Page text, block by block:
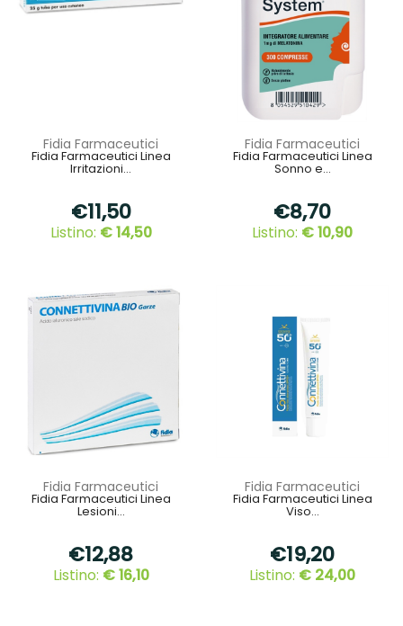
Fidia Farmaceutici
Fidia Farmaceutici Linea
Irritazioni...
€11,50
Listino: € 14,50
Fidia Farmaceutici
Fidia Farmaceutici Linea
Sonno e...
€8,70
Listino: € 10,90
Fidia Farmaceutici
Fidia Farmaceutici Linea
Lesioni...
€12,88
Listino: € 16,10
Fidia Farmaceutici
Fidia Farmaceutici Linea
Viso...
€19,20
Listino: € 24,00